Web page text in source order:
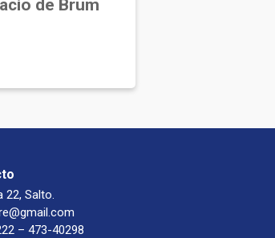
de Brum
22, Salto.
– 473-40298